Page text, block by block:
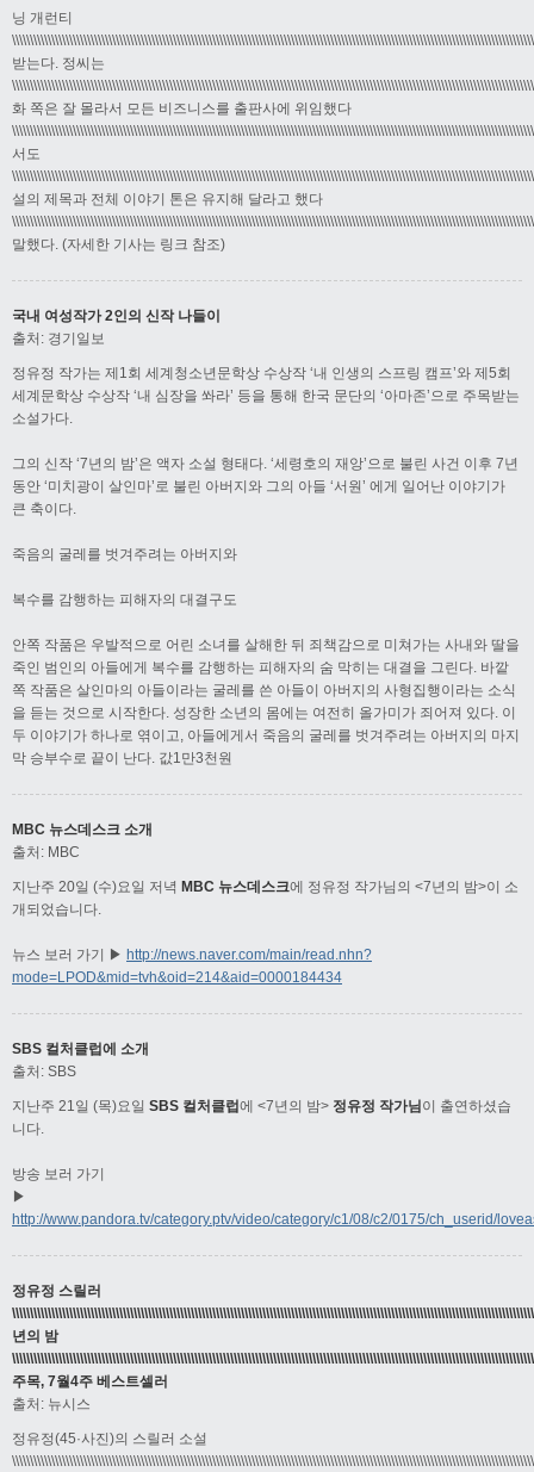
닝 개런티
받는다. 정씨는
화 쪽은 잘 몰라서 모든 비즈니스를 출판사에 위임했다
서도
설의 제목과 전체 이야기 톤은 유지해 달라고 했다
말했다. (자세한 기사는 링크 참조)
국내 여성작가 2인의 신작 나들이
출처: 경기일보
정유정 작가는 제1회 세계청소년문학상 수상작 ‘내 인생의 스프링 캠프’와 제5회
세계문학상 수상작 ‘내 심장을 쏴라’ 등을 통해 한국 문단의 ‘아마존’으로 주목받는
소설가다.
그의 신작 ‘7년의 밤’은 액자 소설 형태다. ‘세령호의 재앙’으로 불린 사건 이후 7년
동안 ‘미치광이 살인마’로 불린 아버지와 그의 아들 ‘서원’ 에게 일어난 이야기가
큰 축이다.
죽음의 굴레를 벗겨주려는 아버지와
복수를 감행하는 피해자의 대결구도
안쪽 작품은 우발적으로 어린 소녀를 살해한 뒤 죄책감으로 미쳐가는 사내와 딸을
죽인 범인의 아들에게 복수를 감행하는 피해자의 숨 막히는 대결을 그린다. 바깥
쪽 작품은 살인마의 아들이라는 굴레를 쓴 아들이 아버지의 사형집행이라는 소식
을 듣는 것으로 시작한다. 성장한 소년의 몸에는 여전히 올가미가 죄어져 있다. 이
두 이야기가 하나로 엮이고, 아들에게서 죽음의 굴레를 벗겨주려는 아버지의 마지
막 승부수로 끝이 난다. 값1만3천원
MBC 뉴스데스크 소개
출처: MBC
지난주 20일 (수)요일 저녁 MBC 뉴스데스크에 정유정 작가님의 <7년의 밤>이 소
개되었습니다.
뉴스 보러 가기 ▶ http://news.naver.com/main/read.nhn?
mode=LPOD&mid=tvh&oid=214&aid=0000184434
SBS 컬처클럽에 소개
출처: SBS
지난주 21일 (목)요일 SBS 컬처클럽에 <7년의 밤> 정유정 작가님 이 출연하셨습
니다.
방송 보러 가기
▶
http://www.pandora.tv/category.ptv/video/category/c1/08/c2/0175/ch_userid/
정유정 스릴러
년의 밤
주목, 7월4주 베스트셀러
출처: 뉴시스
정유정(45·사진)의 스릴러 소설